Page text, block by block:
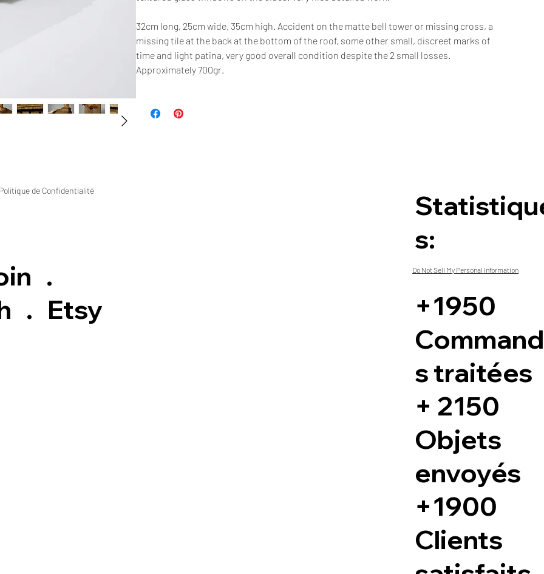
32cm long, 25cm wide, 35cm high. Accident on the matte bell tower or missing cross, a
missing tile at the back at the bottom of the roof, some other small, discreet marks of
time and light patina, very good overall condition despite the 2 small losses.
Approximately 700gr.
Politique de Confidentialité
.
. Etsy
s:
+1950
s traitées
+ 2150
Objets
envoyés
+1900
Clients
Do Not Sell My Personal Information